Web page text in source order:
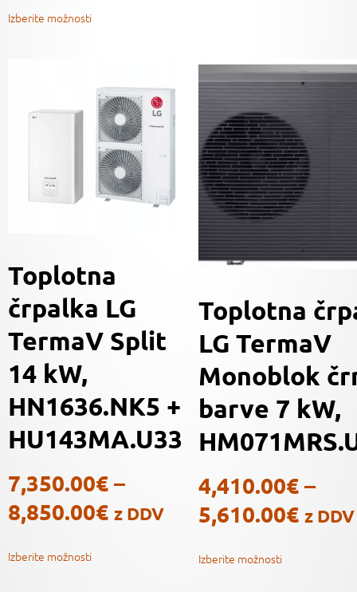
Izberite možnosti
Toplotna
črpalka LG
TermaV Split
14 kW,
HN1636.NK5 +
HU143MA.U33
7,350.00€ –
8,850.00€ z DDV
Izberite možnosti
Toplotna
LG TermaV
Monoblok
barve 7 kW,
4,410.00€ –
5,610.00€ z DDV
Izberite možnosti